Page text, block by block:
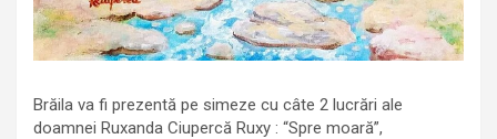
Brăila va fi prezentă pe simeze cu câte 2 lucrări ale
doamnei Ruxanda Ciupercă Ruxy : “Spre moară”,